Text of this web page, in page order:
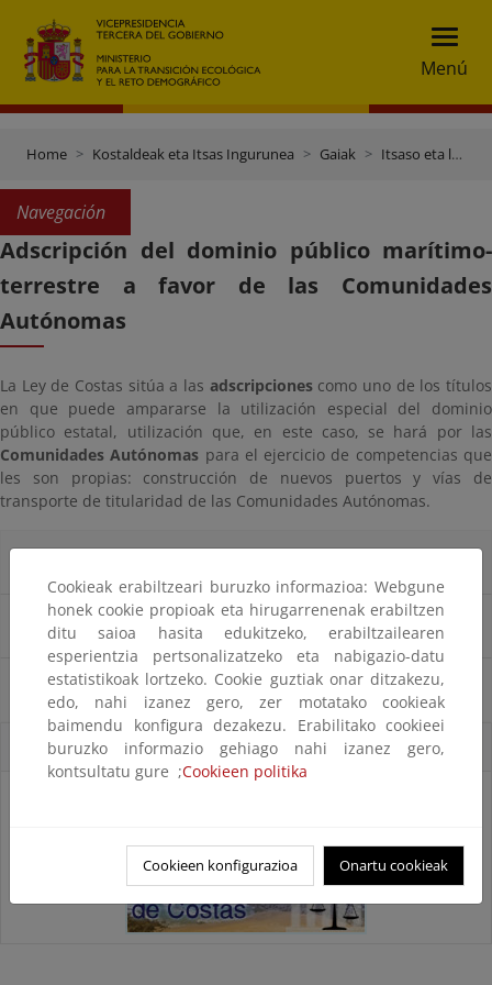
Menú
Home Kostaldeak eta Itsas Ingurunea Gaiak Itsaso eta lehorraren jabari publikoaren prozedurak eta kudeaketa
Navegación
Adscripción del dominio público marítimo-
terrestre a favor de las Comunidades
Autónomas
La Ley de Costas sitúa a las adscripcionescomo uno de los títulos
en que puede ampararse la utilización especial del dominio
público estatal, utilización que, en este caso, se hará por las
Comunidades Autónomas para el ejercicio de competencias que
les son propias: construcción de nuevos puertos y vías de
transporte de titularidad de las Comunidades Autónomas.
Principal normativa aplicable
Modelos de solicitud
Accesos directos
Cookieak erabiltzeari buruzko informazioa: Webgune
honek cookie propioak eta hirugarrenenak erabiltzen
ditu saioa hasita edukitzeko, erabiltzailearen
esperientzia pertsonalizatzeko eta nabigazio-datu
estatistikoak lortzeko. Cookie guztiak onar ditzakezu,
edo, nahi izanez gero, zer motatako cookieak
baimendu konfigura dezakezu. Erabilitako cookieei
buruzko informazio gehiago nahi izanez gero,
kontsultatu gure ;Cookieen politika
Cookieen konfigurazioa Onartu cookieak